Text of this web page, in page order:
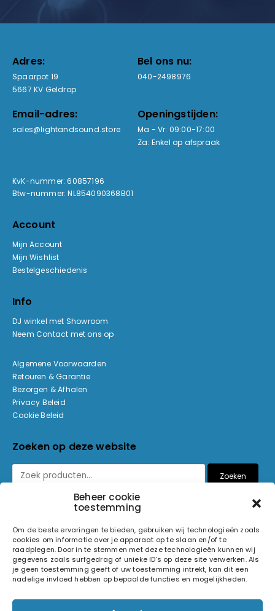
Beheer cookie
toestemming
Om de beste ervaringen te bieden, gebruiken wij technologieën zoals
cookies om informatie over je apparaat op te slaan en/of te
raadplegen. Door in te stemmen met deze technologieën kunnen wij
gegevens zoals surfgedrag of unieke ID's op deze site verwerken. Als
je geen toestemming geeft of uw toestemming intrekt, kan dit een
nadelige invloed hebben op bepaalde functies en mogelijkheden.
Adres:
Spaarpot 19
5667 KV Geldrop
Bel ons nu:
040-2498976
Email-adres:
sales@lightandsound.store
Openingstijden:
Ma - Vr: 09:00-17:00
Za: Enkel op afspraak
KvK-nummer: 60857196
Btw-nummer: NL854090368B01
Account
Mijn Account
Mijn Wishlist
Bestelgeschiedenis
Info
DJ winkel met Showroom
Neem Contact met ons op
Algemene Voorwaarden
Retouren & Garantie
Bezorgen & Afhalen
Privacy Beleid
Cookie Beleid
Zoeken op deze website
Zoeken
© 2026 Light and Sound Factory. Alle rechten voorbehouden.